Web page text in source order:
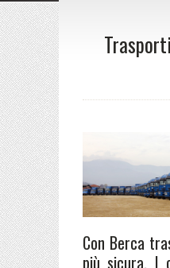
Con Berca
più sicura. I